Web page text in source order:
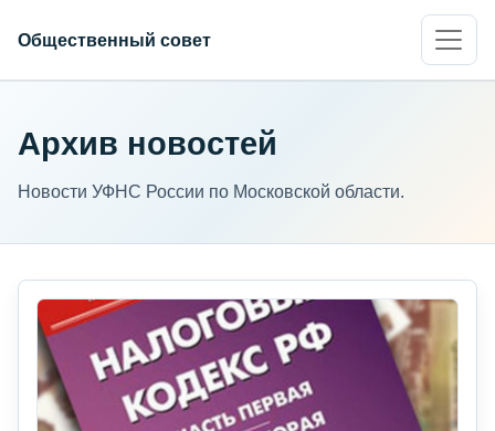
Общественный совет
Архив новостей
Новости УФНС России по Московской области.